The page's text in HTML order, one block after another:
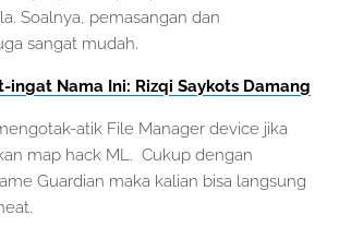
Soalnya, pemasangan dan
sangat mudah.
ingat Nama Ini: Rizqi Saykots Damang
atik File Manager device jika
map hack ML. Cukup dengan
Guardian maka kalian bisa langsung